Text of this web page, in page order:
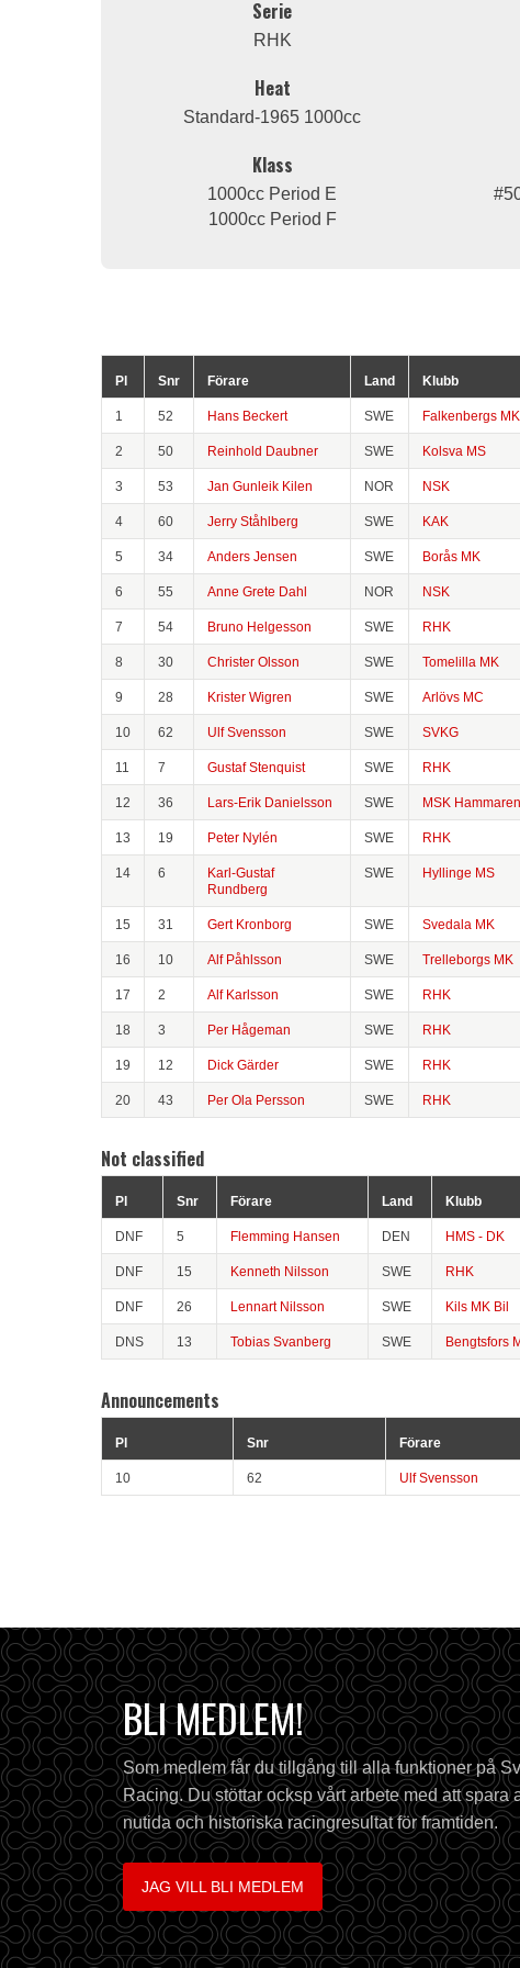
Serie
RHK
Heat
Standard-1965 1000cc
Klass
1000cc Period E
1000cc Period F
Pl Snr Förare Land Klubb
1 52 Hans Beckert SWE Falkenbergs MK
2 50 Reinhold Daubner SWE Kolsva MS
3 53 Jan Gunleik Kilen NOR NSK
4 60 Jerry Ståhlberg SWE KAK
5 34 Anders Jensen SWE Borås MK
6 55 Anne Grete Dahl NOR NSK
7 54 Bruno Helgesson SWE RHK
8 30 Christer Olsson SWE Tomelilla MK
9 28 Krister Wigren SWE Arlövs MC
10 62 Ulf Svensson SWE SVKG
11 7 Gustaf Stenquist SWE RHK
12 36 Lars-Erik Danielsson SWE MSK Hammaren
13 19 Peter Nylén SWE RHK
14 6
Karl-Gustaf
Rundberg
SWE Hyllinge MS
15 31 Gert Kronborg SWE Svedala MK
16 10 Alf Påhlsson SWE Trelleborgs MK
17 2 Alf Karlsson SWE RHK
18 3 Per Hågeman SWE RHK
19 12 Dick Gärder SWE RHK
20 43 Per Ola Persson SWE RHK
Not classified
Pl Snr Förare Land Klubb
DNF 5 Flemming Hansen DEN HMS - DK
DNF 15 Kenneth Nilsson SWE RHK
DNF 26 Lennart Nilsson SWE Kils MK Bil
DNS 13 Tobias Svanberg SWE Bengtsfors
Announcements
Pl Snr Förare
10 62 Ulf Svensson
BLI MEDLEM!
Som medlem får du tillgång till alla funktioner på
Racing. Du stöttar ocksp vårt arbete med att spara
nutida och historiska racingresultat för framtiden.
JAG VILL BLI MEDLEM